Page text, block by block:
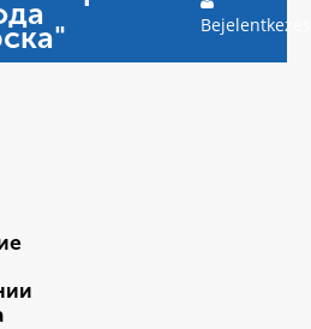
Bejelentkezés